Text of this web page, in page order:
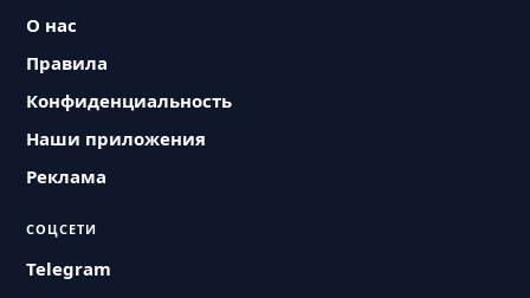
О нас
Правила
Конфиденциальность
Наши приложения
Реклама
СОЦСЕТИ
Telegram